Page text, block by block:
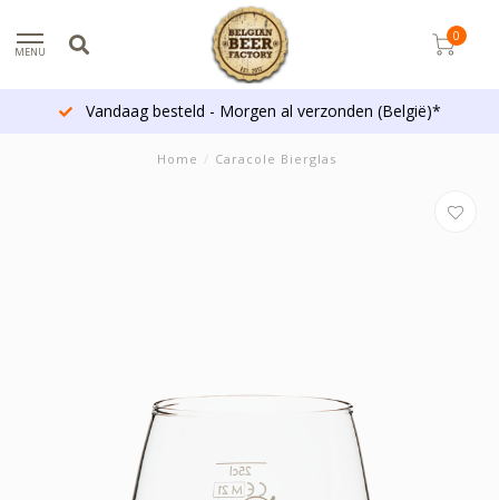
MENU
0
Vandaag besteld - Morgen al verzonden (België)*
Home / Caracole Bierglas